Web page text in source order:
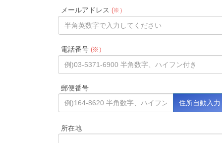
メールアドレス (※）
電話番号(※）
郵便番号
所在地